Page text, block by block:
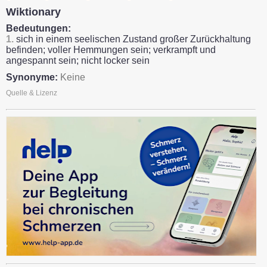
Wiktionary
Bedeutungen:
1. sich in einem seelischen Zustand großer Zurückhaltung
befinden; voller Hemmungen sein; verkrampft und
angespannt sein; nicht locker sein
Synonyme: Keine
Quelle & Lizenz